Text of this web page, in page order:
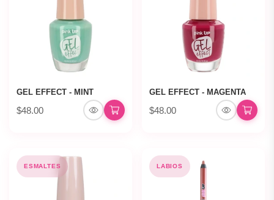
GEL EFFECT - MINT
$48.00
GEL EFFECT - MAGENTA
$48.00
ESMALTES LABIOS